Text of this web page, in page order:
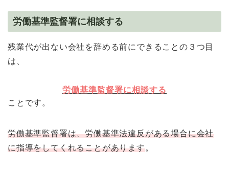
労働基準監督署に相談する
残業代が出ない会社を辞める前にできることの３つ目
は、
労働基準監督署に相談する
ことです。
労働基準監督署は、労働基準法違反がある場合に会社
に指導をしてくれることがあります。